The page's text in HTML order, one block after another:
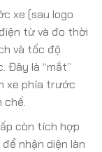
xe (sau logo
từ và đo thời
và tốc độ
Đây là “mắt”
xe phía trước
chế.
còn tích hợp
nhận diện làn